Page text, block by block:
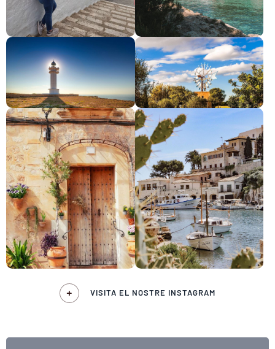
VISITA EL NOSTRE INSTAGRAM